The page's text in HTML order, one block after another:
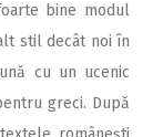
bine modul
stil decât noi în
cu un ucenic
greci. După